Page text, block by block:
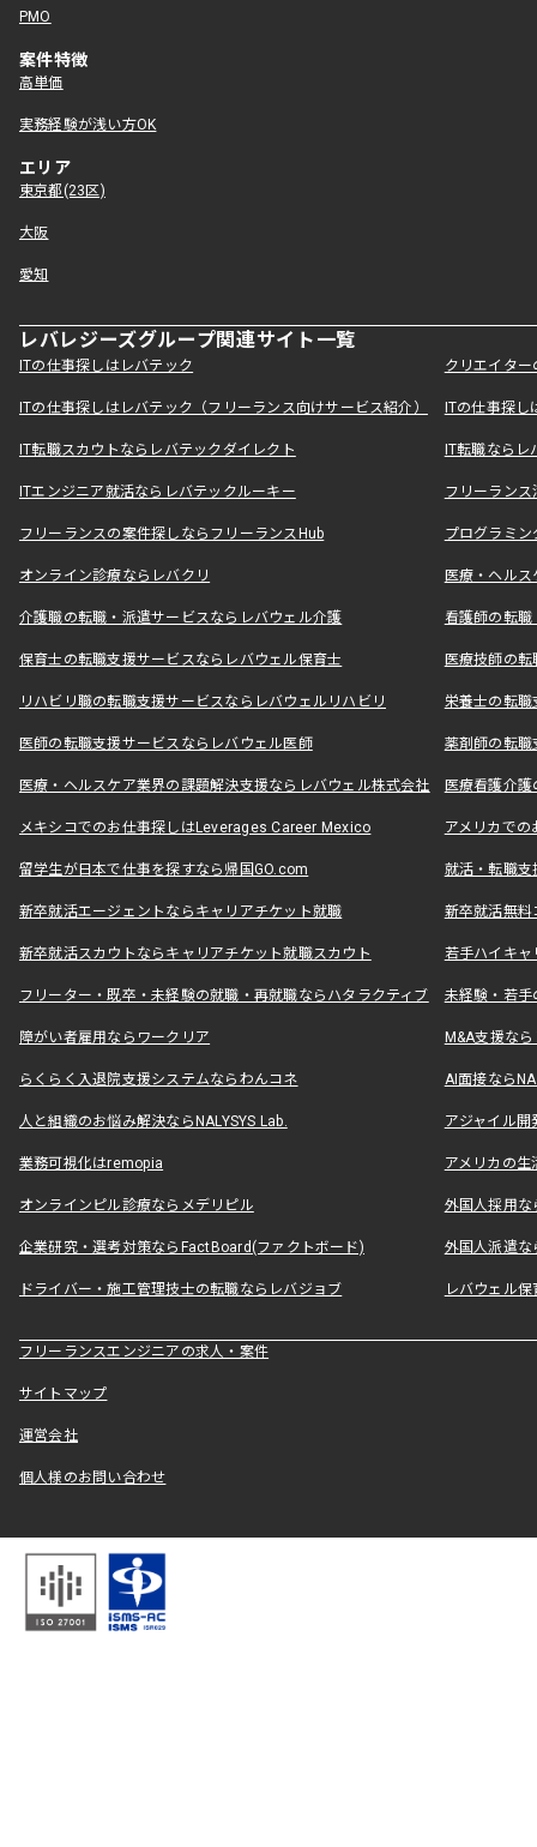
PMO
案件特徴
高単価
実務経験が浅い方OK
エリア
東京都(23区)
大阪
愛知
レバレジーズグループ関連サイト一覧
ITの仕事探しはレバテック クリエイタ
ITの仕事探しはレバテック（フリーランス向けサービス紹介） ITの仕事探
IT転職スカウトならレバテックダイレクト IT転職なら
ITエンジニア就活ならレバテックルーキー フリーラン
フリーランスの案件探しならフリーランスHub プログラミ
オンライン診療ならレバクリ 医療・ヘル
介護職の転職・派遣サービスならレバウェル介護 看護師の転
保育士の転職支援サービスならレバウェル保育士 医療技師の
リハビリ職の転職支援サービスならレバウェルリハビリ 栄養士の転
医師の転職支援サービスならレバウェル医師 薬剤師の転
医療・ヘルスケア業界の課題解決支援ならレバウェル株式会社 医療看護介
メキシコでのお仕事探しはLeverages Career Mexico アメリカで
留学生が日本で仕事を探すなら帰国GO.com 就活・転職
新卒就活エージェントならキャリアチケット就職 新卒就活無料
新卒就活スカウトならキャリアチケット就職スカウト 若手ハイキ
フリーター・既卒・未経験の就職・再就職ならハタラクティブ 未経験・若手
障がい者雇用ならワークリア M&A支援な
らくらく入退院支援システムならわんコネ AI面接なら
人と組織のお悩み解決ならNALYSYS Lab. アジャイル
業務可視化はremopia アメリカの
オンラインピル診療ならメデリピル 外国人採用
企業研究・選考対策ならFactBoard(ファクトボード) 外国人派遣な
ドライバー・施工管理技士の転職ならレバジョブ レバウェル
フリーランスエンジニアの求人・案件
サイトマップ
運営会社
個人様のお問い合わせ